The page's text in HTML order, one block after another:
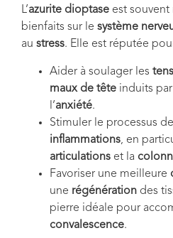
L’azurite dioptase est
bienfaits sur le système
au stress. Elle est réputée
Aider à soulager les
maux de tête induits
l’anxiété.
Stimuler le processus de
inflammations, en
articulations et la
Favoriser une meilleure
une régénération des
pierre idéale pour
convalescence.